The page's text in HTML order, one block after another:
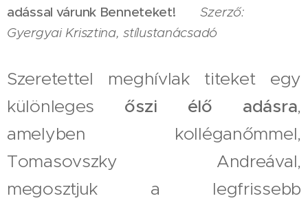
adással várunk Benneteket!
Szerző:
Gyergyai Krisztina, stílustanácsadó
Szeretettel meghívlak titeket egy
különleges őszi élő adásra,
amelyben kolléganőmmel,
Tomasovszky Andreával,
megosztjuk a legfrissebb